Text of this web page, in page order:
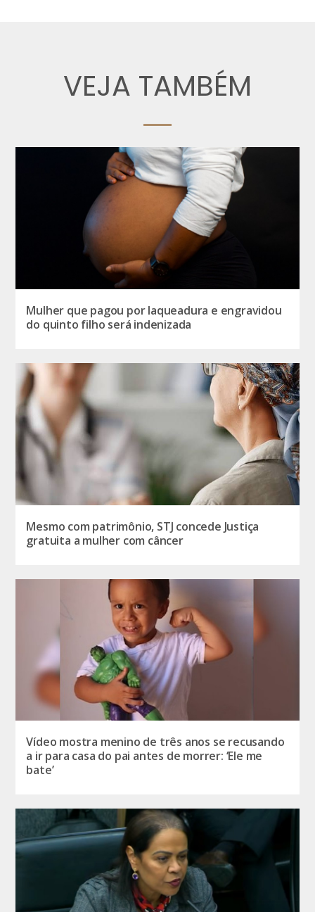
VEJA TAMBÉM
Mulher que pagou por laqueadura e engravidou
do quinto filho será indenizada
Mesmo com patrimônio, STJ concede Justiça
gratuita a mulher com câncer
Vídeo mostra menino de três anos se recusando
a ir para casa do pai antes de morrer: ‘Ele me
bate’